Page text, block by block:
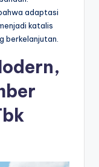
adaptasi
katalis
berkelanjutan.